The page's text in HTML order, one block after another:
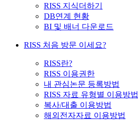
RISS 지식더하기
DB연계 현황
BI 및 배너 다운로드
RISS 처음 방문 이세요?
RISS란?
RISS 이용권한
내 관심논문 등록방법
RISS 자료 유형별 이용방법
복사/대출 이용방법
해외전자자료 이용방법